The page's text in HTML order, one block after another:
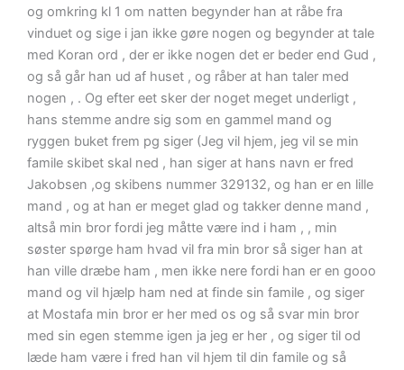
og omkring kl 1 om natten begynder han at råbe fra
vinduet og sige i jan ikke gøre nogen og begynder at tale
med Koran ord , der er ikke nogen det er beder end Gud ,
og så går han ud af huset , og råber at han taler med
nogen , . Og efter eet sker der noget meget underligt ,
hans stemme andre sig som en gammel mand og
ryggen buket frem pg siger (Jeg vil hjem, jeg vil se min
famile skibet skal ned , han siger at hans navn er fred
Jakobsen ,og skibens nummer 329132, og han er en lille
mand , og at han er meget glad og takker denne mand ,
altså min bror fordi jeg måtte være ind i ham , , min
søster spørge ham hvad vil fra min bror så siger han at
han ville dræbe ham , men ikke nere fordi han er en gooo
mand og vil hjælp ham ned at finde sin famile , og siger
at Mostafa min bror er her med os og så svar min bror
med sin egen stemme igen ja jeg er her , og siger til od
læde ham være i fred han vil hjem til din famile og så